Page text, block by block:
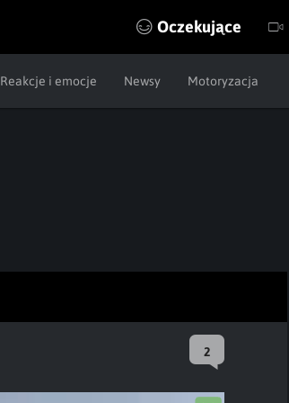
Oczekujące
Reakcje i emocje Newsy Motoryzacja
2